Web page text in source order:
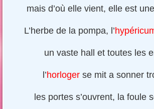
mais d’où elle vient, elle est
L’herbe de la pompa, l’
un vaste hall et toutes les
l’horlogerse mit a sonner
les portes s’ouvrent, la foule